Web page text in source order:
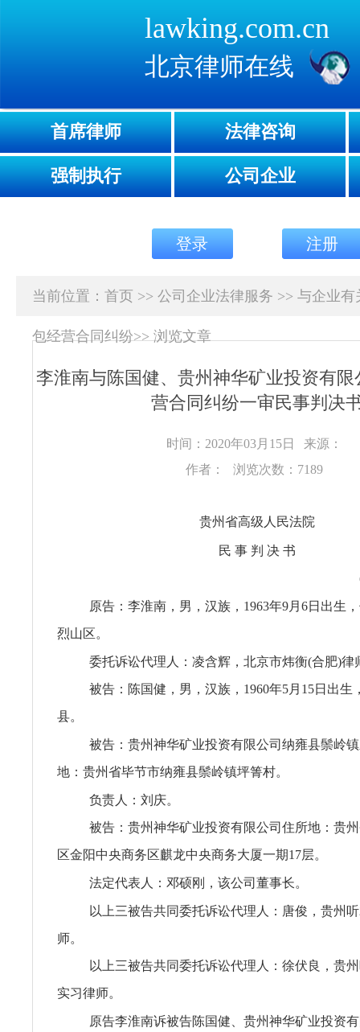
lawking.com.cn
北京律师在线
首席律师 法律咨询
强制执行 公司企业
登录 注册
当前位置： 首页 >> 公司企业法律服务 >> 与企业有
包经营合同纠纷>>浏览文章
李淮南与陈国健、贵州神华矿业投资有
营合同纠纷一审民事判决
时间：2020年03月15日
来源：
作者：
浏览次数：7189
贵州省高级人民法院
民 事 判 决 书
原告：李淮南，男，汉族，1963年9月6日出生
烈山区。
委托诉讼代理人：凌含辉，北京市炜衡(合肥)律
被告：陈国健，男，汉族，1960年5月15日出生
县。
被告：贵州神华矿业投资有限公司纳雍县鬃岭
地：贵州省毕节市纳雍县鬃岭镇坪箐村。
负责人：刘庆。
被告：贵州神华矿业投资有限公司住所地：贵
区金阳中央商务区麒龙中央商务大厦一期17层。
法定代表人：邓硕刚，该公司董事长。
以上三被告共同委托诉讼代理人：唐俊，贵州
师。
以上三被告共同委托诉讼代理人：徐伏良，贵
实习律师。
原告李淮南诉被告陈国健、贵州神华矿业投资